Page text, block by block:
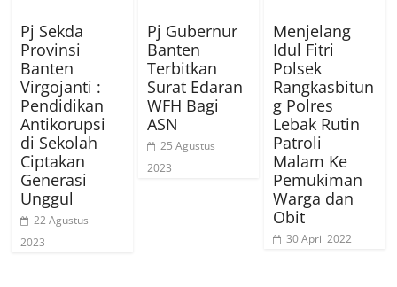
Pj Sekda
Provinsi
Banten
Virgojanti :
Pendidikan
Antikorupsi
di Sekolah
Ciptakan
Generasi
Unggul
22 Agustus
2023
Pj Gubernur
Banten
Terbitkan
Surat Edaran
WFH Bagi
ASN
25 Agustus
2023
Menjelang
Idul Fitri
Polsek
Rangkasbitun
g Polres
Lebak Rutin
Patroli
Malam Ke
Pemukiman
Warga dan
Obit
30 April 2022